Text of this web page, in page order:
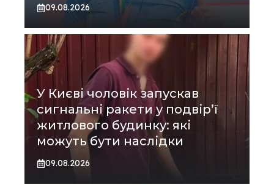
09.08.2026
У Києві чоловік запускав
сигнальні ракети у подвір’ї
житлового будинку: які
можуть бути наслідки
09.08.2026